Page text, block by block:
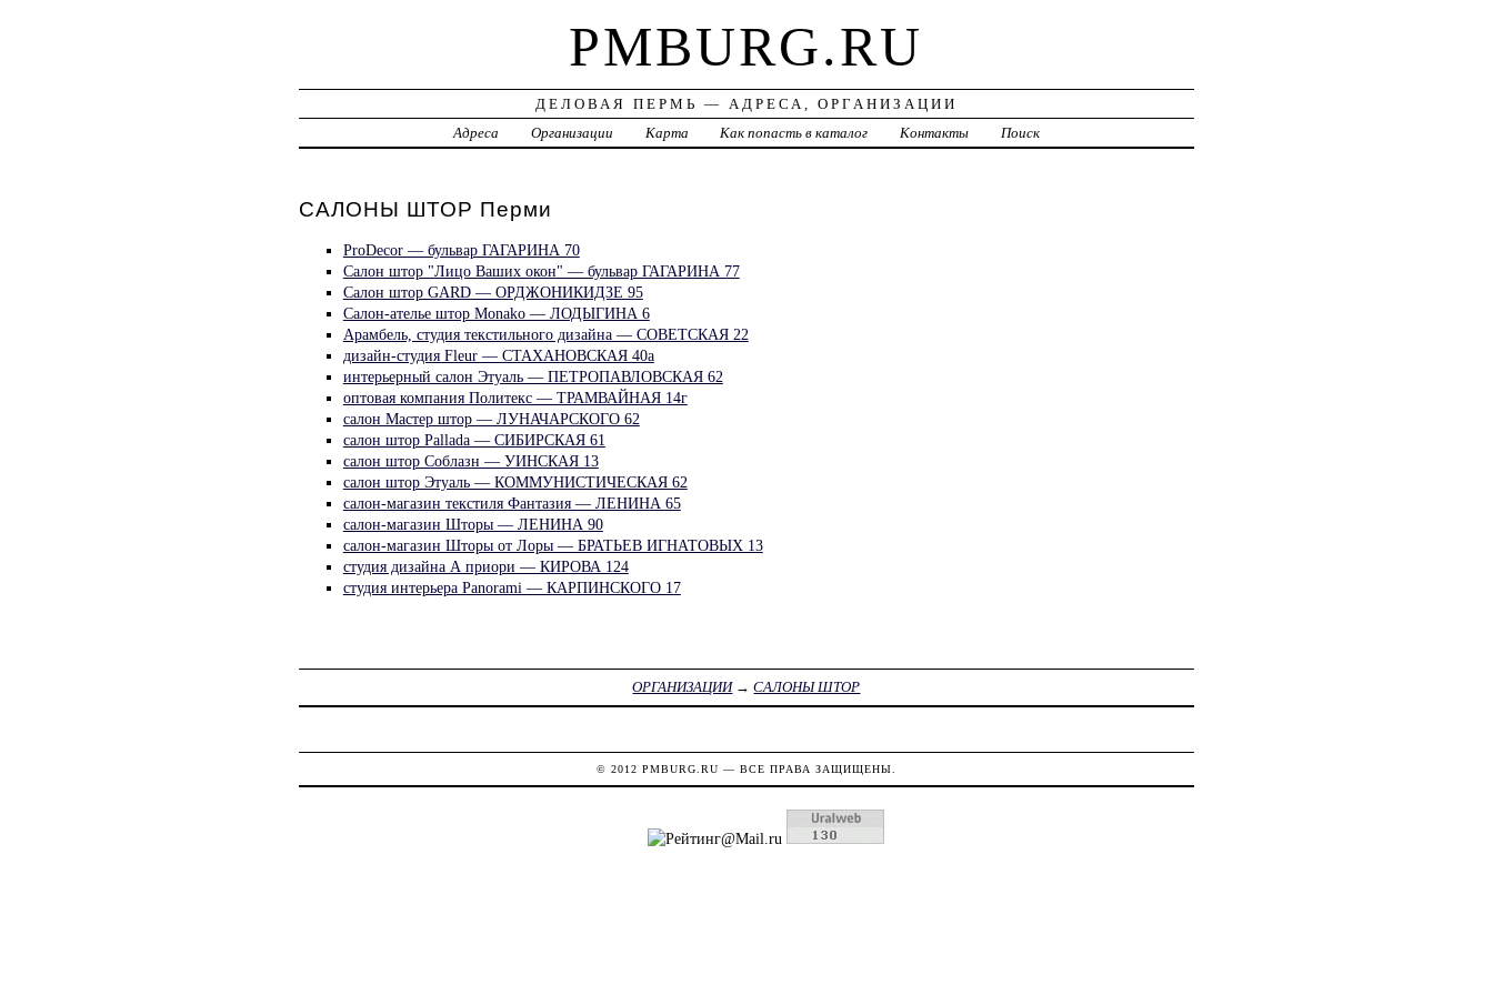
PMBURG.RU
ДЕЛОВАЯ ПЕРМЬ — АДРЕСА, ОРГАНИЗАЦИИ
Адреса
Организации Карта Как попасть в каталог Контакты Поиск
САЛОНЫ ШТОР Перми
ProDecor — бульвар ГАГАРИНА 70
Салон штор "Лицо Ваших окон" — бульвар ГАГАРИНА 77
Салон штор GARD — ОРДЖОНИКИДЗЕ 95
Салон-ателье штор Моnako — ЛОДЫГИНА 6
Арамбель, студия текстильного дизайна — СОВЕТСКАЯ 22
дизайн-студия Fleur — СТАХАНОВСКАЯ 40а
интерьерный салон Этуаль — ПЕТРОПАВЛОВСКАЯ 62
оптовая компания Политекс — ТРАМВАЙНАЯ 14г
салон Мастер штор — ЛУНАЧАРСКОГО 62
салон штор Pallada — СИБИРСКАЯ 61
салон штор Соблазн — УИНСКАЯ 13
салон штор Этуаль — КОММУНИСТИЧЕСКАЯ 62
салон-магазин текстиля Фантазия — ЛЕНИНА 65
салон-магазин Шторы — ЛЕНИНА 90
салон-магазин Шторы от Лоры — БРАТЬЕВ ИГНАТОВЫХ 13
студия дизайна А приори — КИРОВА 124
студия интерьера Panorami — КАРПИНСКОГО 17
ОРГАНИЗАЦИИ→САЛОНЫ ШТОР
© 2012 PMBURG.RU — ВСЕ ПРАВА ЗАЩИЩЕНЫ.